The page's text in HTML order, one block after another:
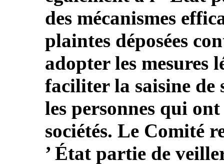
des mécanismes
plaintes déposées
adopter les mesures
faciliter la saisine de
les personnes qui
sociétés. Le Comité
’ État partie de